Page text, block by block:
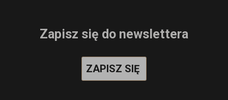
Zapisz się do newslettera
ZAPISZ SIĘ